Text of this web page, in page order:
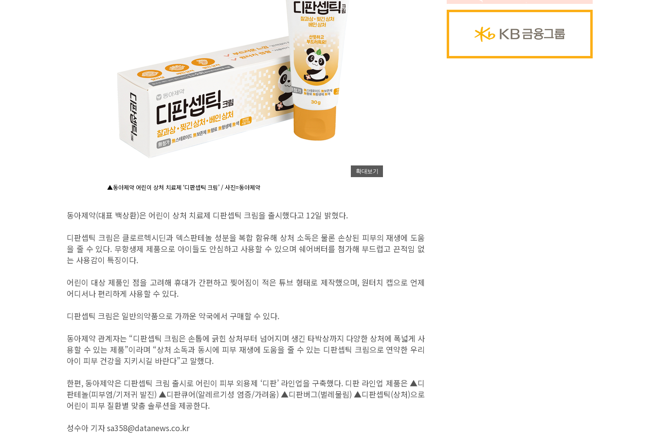
확대보기
▲동아제약 어린이 상처 치료제 ‘디판셉틱 크림’ / 사진=동아제약
동아제약(대표 백상환)은 어린이 상처 치료제 디판셉틱 크림을 출시했다고 12일 밝혔다.
디판셉틱 크림은 클로르헥시딘과 덱스판테놀 성분을 복합 함유해 상처 소독은 물론 손상된 피부의 재생에 도움
을 줄 수 있다. 무항생제 제품으로 아이들도 안심하고 사용할 수 있으며 쉐어버터를 첨가해 부드럽고 끈적임 없
는 사용감이 특징이다.
어린이 대상 제품인 점을 고려해 휴대가 간편하고 찢어짐이 적은 튜브 형태로 제작했으며, 원터치 캡으로 언제
어디서나 편리하게 사용할 수 있다.
디판셉틱 크림은 일반의약품으로 가까운 약국에서 구매할 수 있다.
동아제약 관계자는 “디판셉틱 크림은 손톱에 긁힌 상처부터 넘어지며 생긴 타박상까지 다양한 상처에 폭넓게 사
용할 수 있는 제품”이라며 “상처 소독과 동시에 피부 재생에 도움을 줄 수 있는 디판셉틱 크림으로 연약한 우리
아이 피부 건강을 지키시길 바란다”고 말했다.
한편, 동아제약은 디판셉틱 크림 출시로 어린이 피부 외용제 ‘디판’ 라인업을 구축했다. 디판 라인업 제품은 ▲디
판테놀(피부염/기저귀 발진) ▲디판큐어(알레르기성 염증/가려움) ▲디판버그(벌레물림) ▲디판셉틱(상처)으로
어린이 피부 질환별 맞춤 솔루션을 제공한다.
성수아 기자 sa358@datanews.co.kr